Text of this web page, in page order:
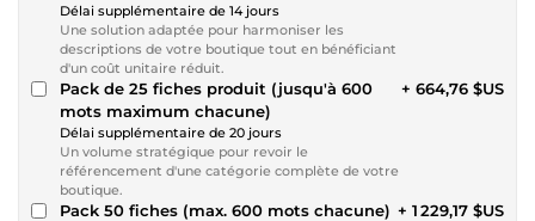
Délai supplémentaire de 14 jours
Une solution adaptée pour harmoniser les
descriptions de votre boutique tout en bénéficiant
d'un coût unitaire réduit.
Pack de 25 fiches produit (jusqu'à 600
mots maximum chacune)
Délai supplémentaire de 20 jours
Un volume stratégique pour revoir le
référencement d'une catégorie complète de votre
boutique.
+ 664,76 $US
Pack 50 fiches (max. 600 mots chacune) + 1 229,17 $US